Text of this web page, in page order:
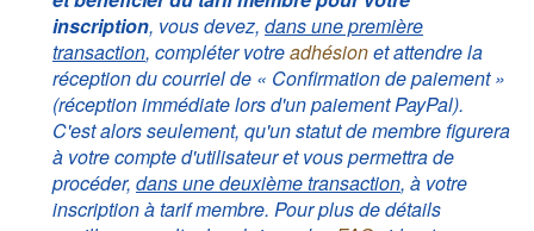
inscription, vous devez, dans une première
transaction, compléter votreadhésionet attendre la
réception du courriel de « Confirmation de paiement »
(réception immédiate lors d'un paiement PayPal).
C'est alors seulement, qu'un statut de membre figurera
à votre compte d'utilisateur et vous permettra de
procéder, dans une deuxième transaction, à votre
inscription à tarif membre. Pour plus de détails